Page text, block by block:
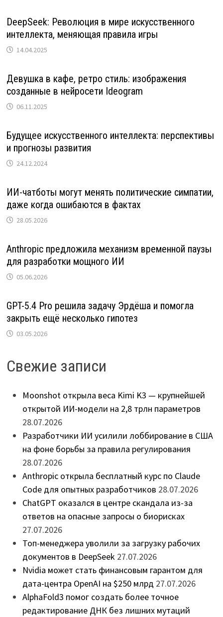
DeepSeek: Революция в мире искусственного
интеллекта, меняющая правила игры
14.04.2025
Девушка в кафе, ретро стиль: изображения
созданные в нейросети Ideogram
06.11.2025
Будущее искусственного интеллекта: перспективы
и прогнозы развития
24.12.2024
ИИ-чатботы могут менять политические симпатии,
даже когда ошибаются в фактах
28.05.2026
Anthropic предложила механизм временной паузы
для разработки мощного ИИ
05.06.2026
GPT-5.4 Pro решила задачу Эрдёша и помогла
закрыть ещё несколько гипотез
03.05.2026
Свежие записи
Moonshot открыла веса Kimi K3 — крупнейшей
открытой ИИ-модели на 2,8 трлн параметров
28.07.2026
Разработчики ИИ усилили лоббирование в США
на фоне борьбы за правила регулирования
28.07.2026
Anthropic открыла бесплатный курс по Claude
Code для опытных разработчиков 28.07.2026
ChatGPT оказался в центре скандала из-за
ответов на опасные запросы о биорисках
27.07.2026
Топ-менеджера уволили за загрузку рабочих
документов в DeepSeek 27.07.2026
Nvidia может стать финансовым гарантом для
дата-центра OpenAI на $250 млрд 27.07.2026
AlphaFold3 помог создать более точное
редактирование ДНК без лишних мутаций